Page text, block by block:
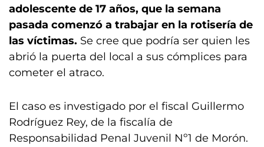
adolescente de 17 años, que la semana
pasada comenzó a trabajar en la rotisería de
las víctimas. Se cree que podría ser quien les
abrió la puerta del local a sus cómplices para
cometer el atraco.
El caso es investigado por el fiscal Guillermo
Rodríguez Rey, de la fiscalía de
Responsabilidad Penal Juvenil Nº1 de Morón.